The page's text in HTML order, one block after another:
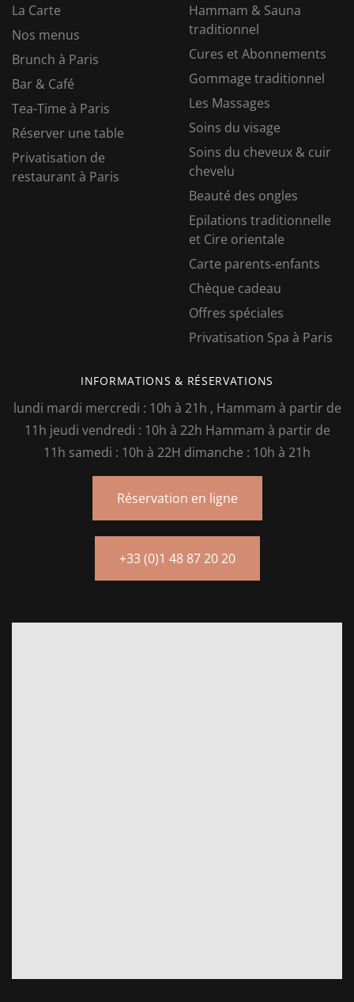
La Carte
Nos menus
Brunch à Paris
Bar & Café
Tea-Time à Paris
Réserver une table
Privatisation de
restaurant à Paris
Hammam & Sauna
traditionnel
Cures et Abonnements
Gommage traditionnel
Les Massages
Soins du visage
Soins du cheveux & cuir
chevelu
Beauté des ongles
Epilations traditionnelle
et Cire orientale
Carte parents-enfants
Chèque cadeau
Offres spéciales
Privatisation Spa à Paris
INFORMATIONS & RÉSERVATIONS
lundi mardi mercredi : 10h à 21h , Hammam à partir de
11h jeudi vendredi : 10h à 22h Hammam à partir de
11h samedi : 10h à 22H dimanche : 10h à 21h
Réservation en ligne
+33 (0)1 48 87 20 20